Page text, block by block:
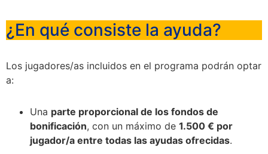
¿En qué consiste la ayuda?
Los jugadores/as incluidos en el programa podrán optar
a:
Una parte proporcional de los fondos de
bonificación, con un máximo de 1.500 € por
jugador/a entre todas las ayudas ofrecidas.